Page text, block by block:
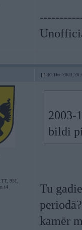
30. Dec 2003,
951,
t4
2003-
bildi
Tu
kamēr